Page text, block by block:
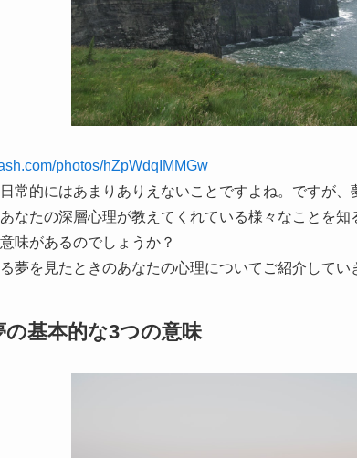
photos/hZpWdqIMMGw
常的にはあまりありえないことですよね。ですが
なたの深層心理が教えてくれている様々なことを
味があるのでしょうか？
夢を見たときのあなたの心理についてご紹介してい
の基本的な3つの意味